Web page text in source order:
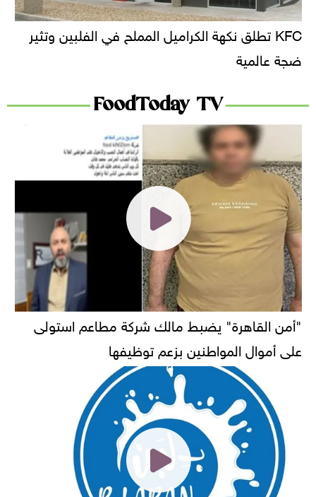
KFC تطلق نكهة الكراميل المملح في الفلبين وتثير
ضجة عالمية
FoodToday TV
"أمن القاهرة" يضبط مالك شركة مطاعم استولى
على أموال المواطنين بزعم توظيفها